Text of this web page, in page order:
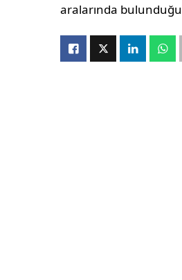
aralarında